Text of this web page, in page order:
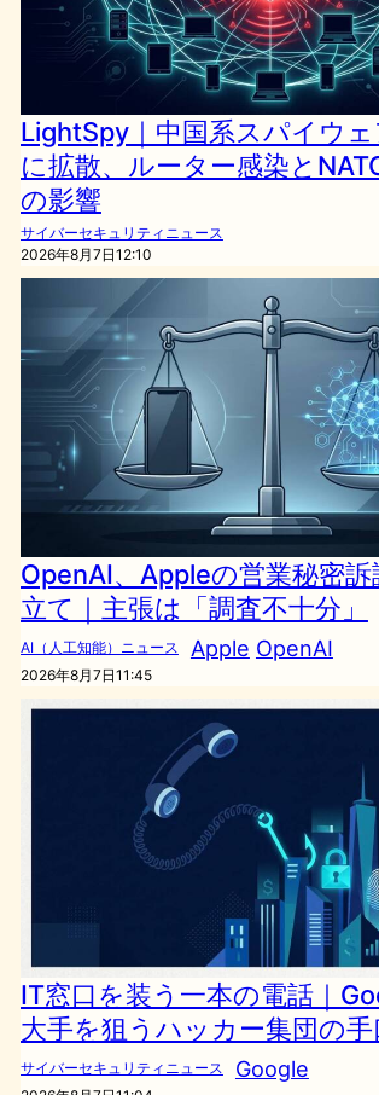
LightSpy｜中国系スパイウ
に拡散、ルーター感染と
の影響
サイバーセキュリティニュース
2026年8月7日12:10
OpenAI、Appleの営業秘密訴
立て｜主張は「調査不十分」
AI（人工知能）ニュース Apple OpenAI
2026年8月7日11:45
IT窓口を装う一本の電話｜
大手を狙うハッカー集団の
サイバーセキュリティニュース Google